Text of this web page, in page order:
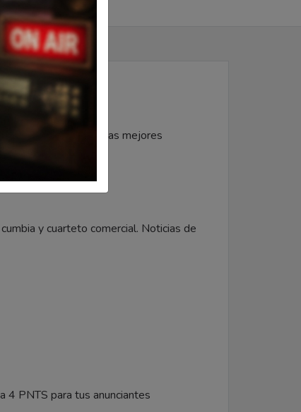
puedan disfrutar de las mejores
y cuarteto comercial. Noticias de
4 PNTS para tus anunciantes